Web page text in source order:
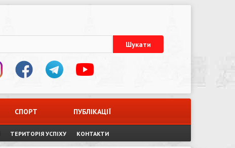
СПОРТ ПУБЛІКАЦІЇ
ТЕРИТОРІЯ УСПІХУ КОНТАКТИ